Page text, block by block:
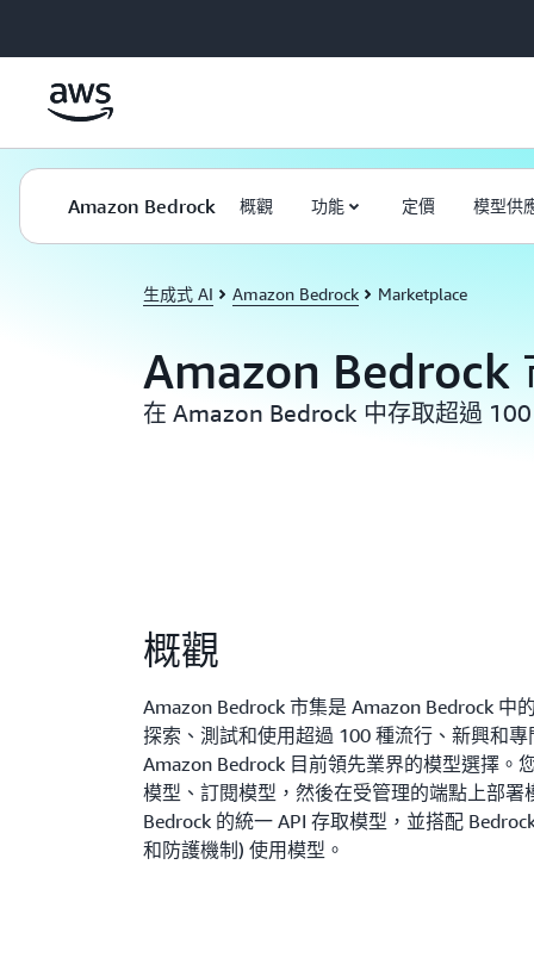
Amazon Bedrock 概觀 功能 定價 模型供
生成式 AI Amazon Bedrock Marketplace
Amazon Bedrock
在 Amazon Bedrock 中存取超過
概觀
Amazon Bedrock 市集是 Amazon Bedrock 中
探索、測試和使用超過 100 種流行、新興和
Amazon Bedrock 目前領先業界的模型選擇。
模型、訂閱模型，然後在受管理的端點上部署
Bedrock 的統一 API 存取模型，並搭配
和防護機制) 使用模型。